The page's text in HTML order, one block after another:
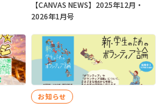
【CANVAS NEWS】2025年12月・
2026年1月号
お知らせ